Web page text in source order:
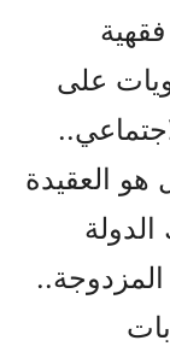
على
العقيدة
المزدوجة..